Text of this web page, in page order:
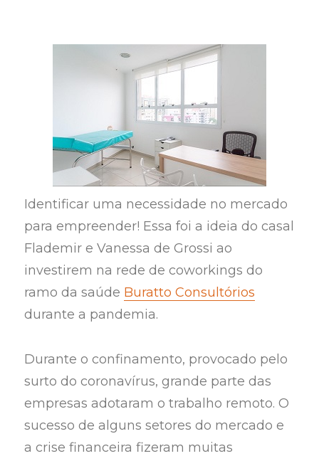
Identificar uma necessidade no mercado
para empreender! Essa foi a ideia do casal
Flademir e Vanessa de Grossi ao
investirem na rede de coworkings do
ramo da saúde Buratto Consultórios
durante a pandemia.
Durante o confinamento, provocado pelo
surto do coronavírus, grande parte das
empresas adotaram o trabalho remoto. O
sucesso de alguns setores do mercado e
a crise financeira fizeram muitas